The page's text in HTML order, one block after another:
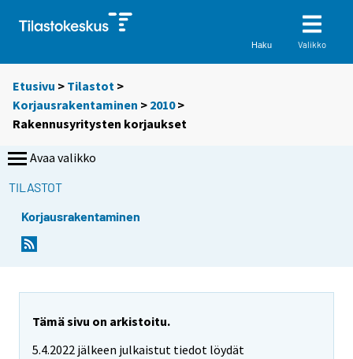
Haku Valikko
Etusivu > Tilastot >
Korjausrakentaminen > 2010>
Rakennusyritysten korjaukset
Avaa valikko
TILASTOT
Korjausrakentaminen
Tämä sivu on arkistoitu.
5.4.2022 jälkeen julkaistut tiedot löydät